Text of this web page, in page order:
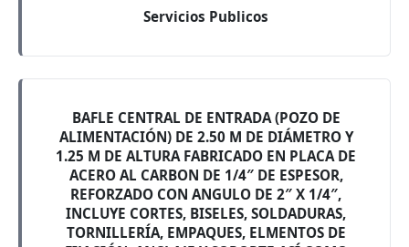
Servicios Publicos
BAFLE CENTRAL DE ENTRADA (POZO DE
ALIMENTACIÓN) DE 2.50 M DE DIÁMETRO Y
1.25 M DE ALTURA FABRICADO EN PLACA DE
ACERO AL CARBON DE 1/4″ DE ESPESOR,
REFORZADO CON ANGULO DE 2″ X 1/4″,
INCLUYE CORTES, BISELES, SOLDADURAS,
TORNILLERÍA, EMPAQUES, ELMENTOS DE